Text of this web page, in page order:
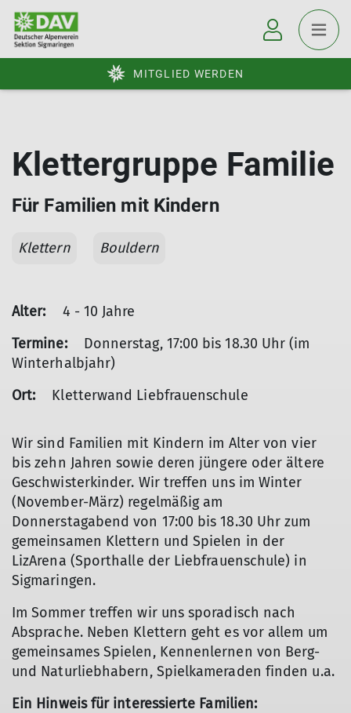
MITGLIED WERDEN
Klettergruppe Familie
Für Familien mit Kindern
Klettern Bouldern
Alter:
4 - 10 Jahre
Termine:
Donnerstag, 17:00 bis 18.30 Uhr (im
Winterhalbjahr)
Ort:
Kletterwand Liebfrauenschule
Wir sind Familien mit Kindern im Alter von vier
bis zehn Jahren sowie deren jüngere oder ältere
Geschwisterkinder. Wir treffen uns im Winter
(November-März) regelmäßig am
Donnerstagabend von 17:00 bis 18.30 Uhr zum
gemeinsamen Klettern und Spielen in der
LizArena (Sporthalle der Liebfrauenschule) in
Sigmaringen.
Im Sommer treffen wir uns sporadisch nach
Absprache. Neben Klettern geht es vor allem um
gemeinsames Spielen, Kennenlernen von Berg-
und Naturliebhabern, Spielkameraden finden u.a.
Ein Hinweis für interessierte Familien: